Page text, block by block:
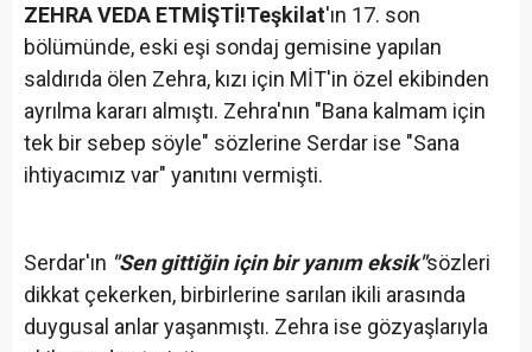
ZEHRA VEDA ETMİŞTİ!Teşkilat'ın 17. son
bölümünde, eski eşi sondaj gemisine yapılan
saldırıda ölen Zehra, kızı için MİT'in özel ekibinden
ayrılma kararı almıştı. Zehra'nın "Bana kalmam için
tek bir sebep söyle" sözlerine Serdar ise "Sana
ihtiyacımız var" yanıtını vermişti.
Serdar'ın "Sen gittiğin için bir yanım eksik"sözleri
dikkat çekerken, birbirlerine sarılan ikili arasında
duygusal anlar yaşanmıştı. Zehra ise gözyaşlarıyla